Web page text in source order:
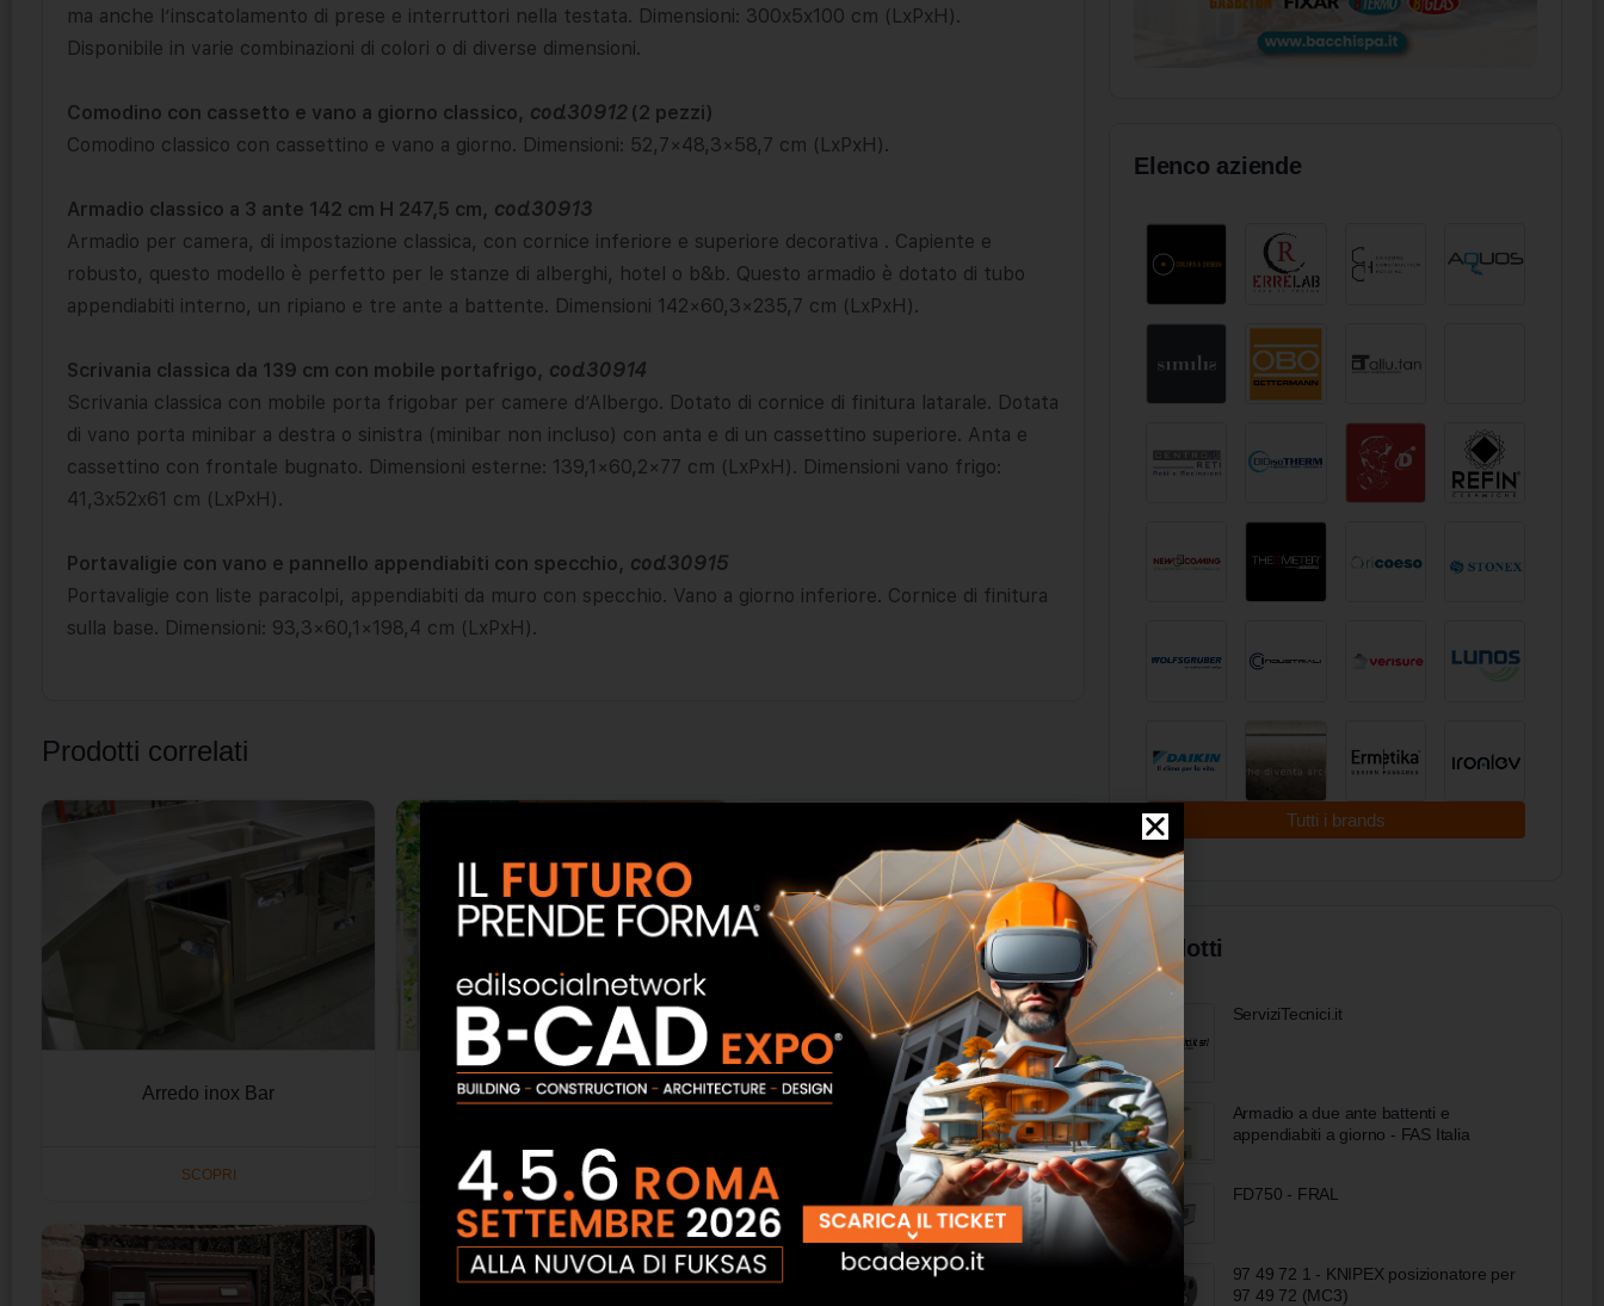
ma anche l’inscatolamento di prese e interruttori nella testata. Dimensioni: 300x5x100 cm (LxPxH).
Disponibile in varie combinazioni di colori o di diverse dimensioni.
Comodino con cassetto e vano a giorno classico, cod.30912(2 pezzi)
Comodino classico con cassettino e vano a giorno. Dimensioni: 52,7×48,3×58,7 cm (LxPxH).
Armadio classico a 3 ante 142 cm H 247,5 cm, cod.30913
Armadio per camera, di impostazione classica, con cornice inferiore e superiore decorativa . Capiente e
robusto, questo modello è perfetto per le stanze di alberghi, hotel o b&b. Questo armadio è dotato di tubo
appendiabiti interno, un ripiano e tre ante a battente. Dimensioni 142×60,3×235,7 cm (LxPxH).
Scrivania classica da 139 cm con mobile portafrigo, cod.30914
Scrivania classica con mobile porta frigobar per camere d’Albergo. Dotato di cornice di finitura latarale. Dotata
di vano porta minibar a destra o sinistra (minibar non incluso) con anta e di un cassettino superiore. Anta e
cassettino con frontale bugnato. Dimensioni esterne: 139,1×60,2×77 cm (LxPxH). Dimensioni vano frigo:
41,3x52x61 cm (LxPxH).
Portavaligie con vano e pannello appendiabiti con specchio, cod.30915
Portavaligie con liste paracolpi, appendiabiti da muro con specchio. Vano a giorno inferiore. Cornice di finitura
sulla base. Dimensioni: 93,3×60,1×198,4 cm (LxPxH).
Prodotti correlati
Arredo inox Bar
SCOPRI
Cassette Postali Condominiali
SCOPRI
Cassette Postali Raccogliposta
Alubox
SCOPRI
Elenco aziende
Tutti i brands
Prodotti
ServiziTecnici.it
Armadio a due ante battenti e
appendiabiti a giorno - FAS Italia
FD750 - FRAL
97 49 72 1 - KNIPEX posizionatore per
97 49 72 (MC3)